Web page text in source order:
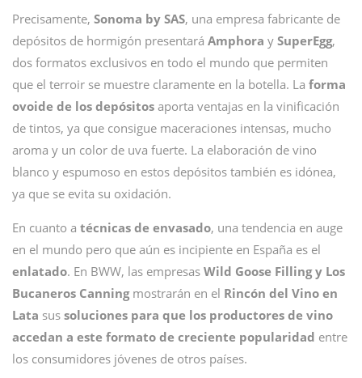
Precisamente, Sonoma by SAS, una empresa fabricante de
depósitos de hormigón presentará Amphora y SuperEgg,
dos formatos exclusivos en todo el mundo que permiten
que el terroir se muestre claramente en la botella. La forma
ovoide de los depósitos aporta ventajas en la vinificación
de tintos, ya que consigue maceraciones intensas, mucho
aroma y un color de uva fuerte. La elaboración de vino
blanco y espumoso en estos depósitos también es idónea,
ya que se evita su oxidación.
En cuanto a técnicas de envasado, una tendencia en auge
en el mundo pero que aún es incipiente en España es el
enlatado. En BWW, las empresas Wild Goose Filling y Los
Bucaneros Canningmostrarán en el Rincón del Vino en
Lata sus soluciones para que los productores de vino
accedan a este formato de creciente popularidad entre
los consumidores jóvenes de otros países.